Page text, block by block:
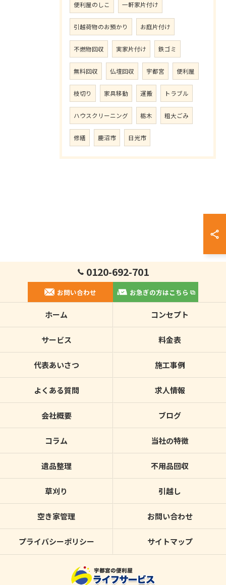
便利屋のしこ 一軒家片付け
引越荷物のお預かり お庭片付け
不燃物回収 実家片付け 鉄ゴミ
無料回収 仏壇回収 宇都宮 便利屋
枝切り 家具移動 運搬 トラブル
ハウスクリーニング 栃木 粗大ごみ
修繕 鹿沼市 日光市
0120-692-701
お問い合わせ お急ぎの方はこちら
ホーム コンセプト
サービス 料金表
代表あいさつ 施工事例
よくある質問 求人情報
会社概要 ブログ
コラム 当社の特徴
遺品整理 不用品回収
草刈り 引越し
空き家管理 お問い合わせ
プライバシーポリシー サイトマップ